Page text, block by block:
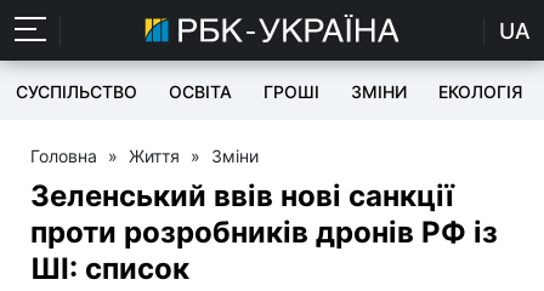
UA
СУСПІЛЬСТВО ОСВІТА ГРОШІ ЗМІНИ ЕКОЛОГІЯ
Головна » Життя » Зміни
Зеленський ввів нові санкції
проти розробників дронів РФ із
ШІ: список